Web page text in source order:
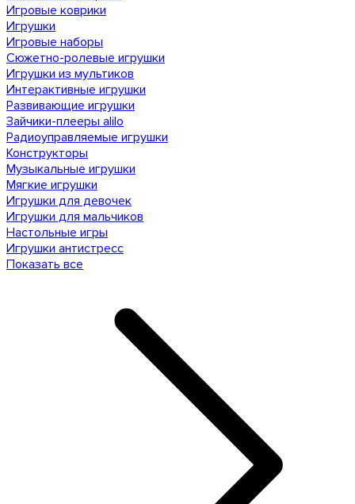
Игровые коврики
Игрушки
Игровые наборы
Сюжетно-ролевые игрушки
Игрушки из мультиков
Интерактивные игрушки
Развивающие игрушки
Зайчики-плееры alilo
Радиоуправляемые игрушки
Конструкторы
Музыкальные игрушки
Мягкие игрушки
Игрушки для девочек
Игрушки для мальчиков
Настольные игры
Игрушки антистресс
Показать все